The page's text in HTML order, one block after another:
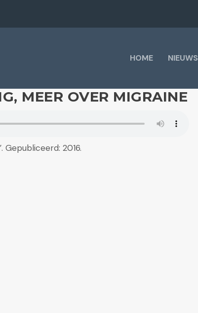
HOME NIEUWS
MEER OVER MIGRAINE
Gepubliceerd: 2016.